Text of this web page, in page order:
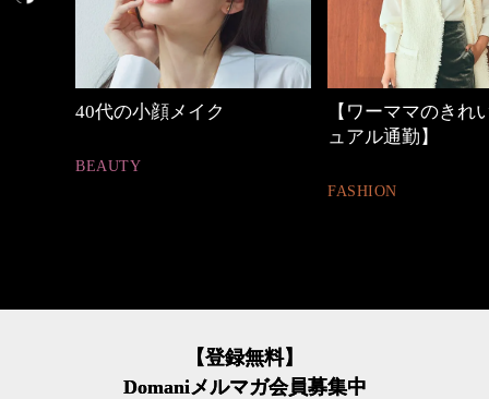
40代の小顔メイク
BEAUTY
【ワーママのきれ
ュアル通勤】
FASHION
【登録無料】
Domaniメルマガ会員募集中